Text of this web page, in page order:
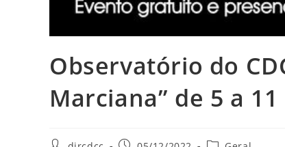
Observatório do
Marciana” de 5 a